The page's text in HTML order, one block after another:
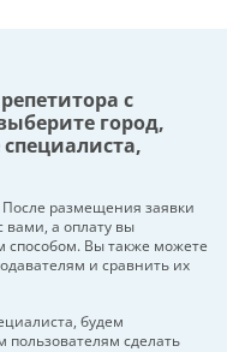
с
город,
После размещения заявки
вами, а оплату вы
Вы также можете
и сравнить их
будем
пользователям сделать